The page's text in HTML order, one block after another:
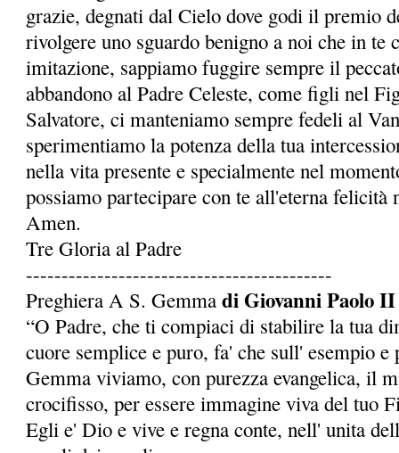
grazie, degnati dal Cielo dove godi il premio
rivolgere uno sguardo benigno a noi che in te
imitazione, sappiamo fuggire sempre il
abbandono al Padre Celeste, come figli nel
Salvatore, ci manteniamo sempre fedeli al
sperimentiamo la potenza della tua
nella vita presente e specialmente nel
possia­mo partecipare con te all'eterna felicità
Amen.
Tre Gloria al Padre
-------------------------------------------
Preghiera A S. Gemmadi Giovanni Paolo II
“O Padre, che ti compiaci di stabilire la tua
cuore semplice e puro, fa' che sull' esempio
Gemma viviamo, con purezza evangelica, il
crocifisso, per essere immagine viva del tuo
Egli e' Dio e vive e regna conte, nell' unita